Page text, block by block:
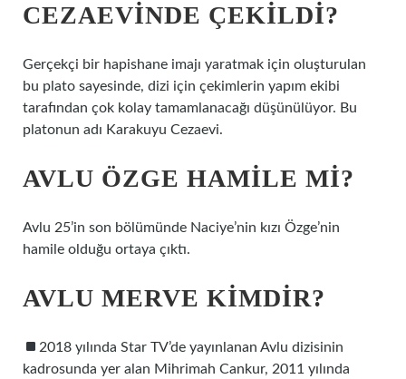
CEZAEVINDE ÇEKILDI?
Gerçekçi bir hapishane imajı yaratmak için oluşturulan
bu plato sayesinde, dizi için çekimlerin yapım ekibi
tarafından çok kolay tamamlanacağı düşünülüyor. Bu
platonun adı Karakuyu Cezaevi.
AVLU ÖZGE HAMILE MI?
Avlu 25’in son bölümünde Naciye’nin kızı Özge’nin
hamile olduğu ortaya çıktı.
AVLU MERVE KIMDIR?
2018 yılında Star TV’de yayınlanan Avlu dizisinin
kadrosunda yer alan Mihrimah Cankur, 2011 yılında